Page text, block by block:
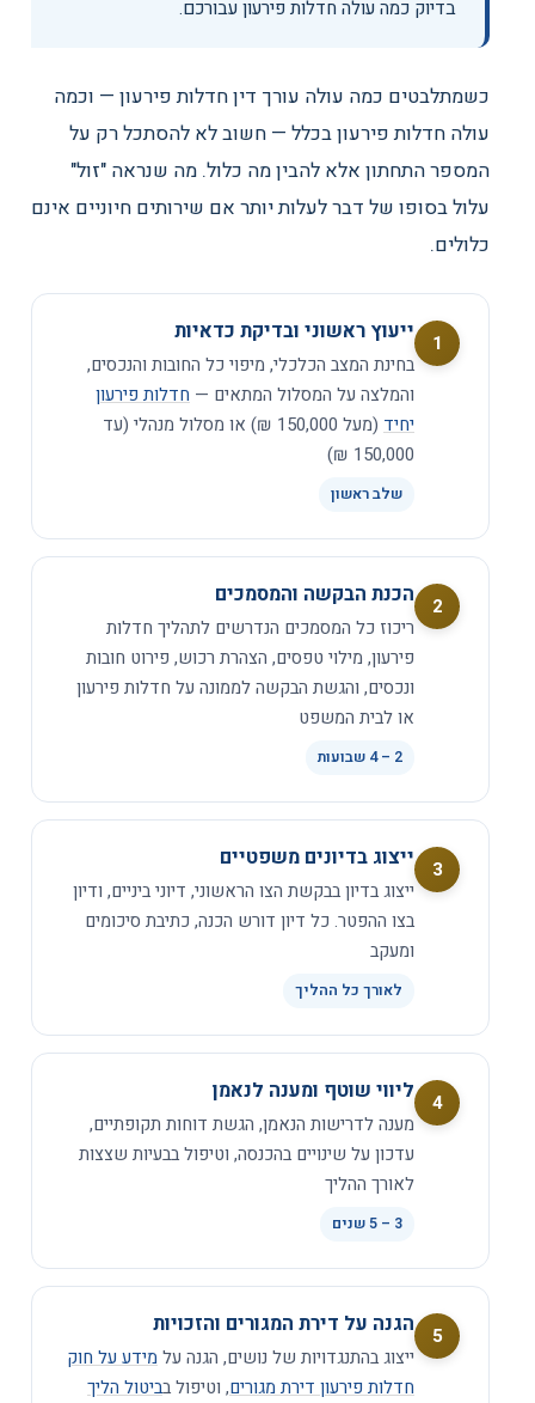
בדיוק כמה עולה חדלות פירעון עבורכם.
כשמתלבטים כמה עולה עורך דין חדלות פירעון — וכמה
עולה חדלות פירעון בכלל — חשוב לא להסתכל רק על
המספר התחתון אלא להבין מה כלול. מה שנראה "זול"
עלול בסופו של דבר לעלות יותר אם שירותים חיוניים אינם
כלולים.
1 ייעוץ ראשוני ובדיקת כדאיות
בחינת המצב הכלכלי, מיפוי כל החובות והנכסים,
והמלצה על המסלול המתאים — חדלות פירעון
יחיד
(מעל 150,000 ₪) או מסלול מנהלי (עד
150,000 ₪)
שלב ראשון
2 הכנת הבקשה והמסמכים
ריכוז כל המסמכים הנדרשים לתהליך חדלות
פירעון, מילוי טפסים, הצהרת רכוש, פירוט חובות
ונכסים, והגשת הבקשה לממונה על חדלות פירעון
או לבית המשפט
4 – 2 שבועות
3 ייצוג בדיונים משפטיים
ייצוג בדיון בבקשת הצו הראשוני, דיוני ביניים, ודיון
בצו ההפטר. כל דיון דורש הכנה, כתיבת סיכומים
ומעקב
לאורך כל ההליך
4 ליווי שוטף ומענה לנאמן
מענה לדרישות הנאמן, הגשת דוחות תקופתיים,
עדכון על שינויים בהכנסה, וטיפול בבעיות שצצות
לאורך ההליך
5 – 3שנים
5 הגנה על דירת המגורים והזכויות
ייצוג בהתנגדויות של נושים, הגנה על מידע על חוק
חדלות פירעון דירת מגורים, וטיפול בביטול הליך